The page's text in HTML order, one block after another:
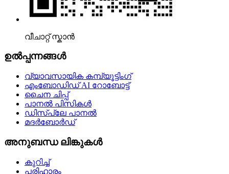
വീചാറ്റ് സ്കാൻ
ഉൽപ്പന്നങ്ങൾ
വ്യാവസായിക കമ്പ്യൂട്ടിംഗ്
എംബോഡിഡ് AI റോബോട്ട്
ചൈന ചിപ്പ്
പാനൽ പിസികൾ
ഡിസ്പ്ലേ പാനൽ
മദർബോർഡ്
അനുബന്ധ ലിങ്കുകൾ
കുറിച്ച്
പരിഹാരം